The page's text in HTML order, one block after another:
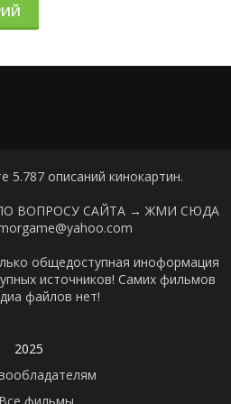
5.787 описаний кинокартин.
ВОПРОСУ САЙТА → ЖМИ СЮДА
общедоступная иноформация
источников! Самих фильмов
файлов нет!
2025